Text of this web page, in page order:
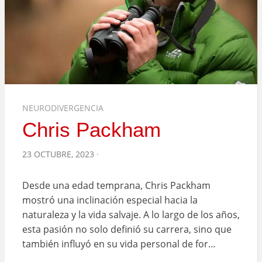
NEURODIVERGENCIA
Chris Packham
POSTED
23 OCTUBRE, 2023
Desde una edad temprana, Chris Packham
mostró una inclinación especial hacia la
naturaleza y la vida salvaje. A lo largo de los años,
esta pasión no solo definió su carrera, sino que
también influyó en su vida personal de for…